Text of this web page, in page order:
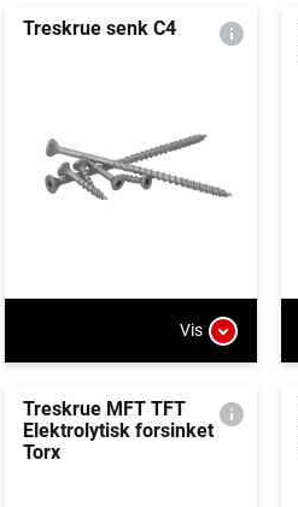
Treskrue senk C4
Vis
Treskrue MFT TFT
Elektrolytisk forsinket
Torx